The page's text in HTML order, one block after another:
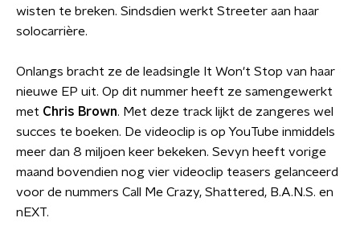
wisten te breken. Sindsdien werkt Streeter aan haar
solocarrière.
Onlangs bracht ze de leadsingle It Won't Stop van haar
nieuwe EP uit. Op dit nummer heeft ze samengewerkt
met Chris Brown. Met deze track lijkt de zangeres wel
succes te boeken. De videoclip is op YouTube inmiddels
meer dan 8 miljoen keer bekeken. Sevyn heeft vorige
maand bovendien nog vier videoclip teasers gelanceerd
voor de nummers Call Me Crazy, Shattered, B.A.N.S. en
nEXT.